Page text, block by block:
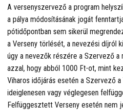
A versenyszervező a program
a pálya módosításának jogát
pótidőpontban sem sikerül
a Verseny törlését, a nevezési díjról
úgy a nevezők részére a Szervező
azzal, hogy abból 1000 Ft-ot, mint
Viharos időjárás esetén a Szervező
ideiglenesen vagy véglegesen
Felfüggesztett Verseny esetén nem